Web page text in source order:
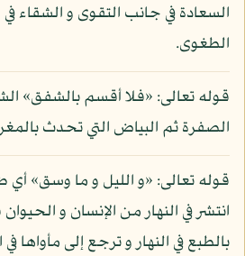
السعادة في جانب التقوى و الشقاء
الطغوى.
قوله تعالى: «فلا أقسم بالشفق»
الصفرة ثم البياض التي تحدث
قوله تعالى: «و الليل و ما وسق»
انتشر في النهار من الإنسان و
بالطبع في النهار و ترجع إلى مأواها